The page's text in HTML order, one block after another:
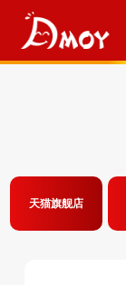
天猫旗舰店